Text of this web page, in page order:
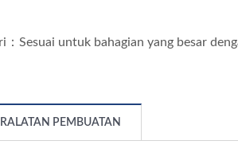
Sesuai untuk bahagian yang besar
PEMBUATAN